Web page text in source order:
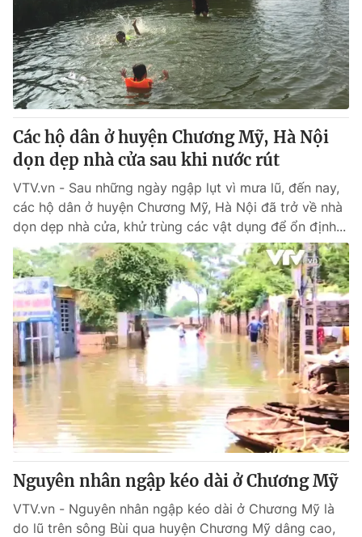
Các hộ dân ở huyện Chương Mỹ, Hà Nội
dọn dẹp nhà cửa sau khi nước rút
VTV.vn - Sau những ngày ngập lụt vì mưa lũ, đến nay,
các hộ dân ở huyện Chương Mỹ, Hà Nội đã trở về nhà
dọn dẹp nhà cửa, khử trùng các vật dụng để ổn định...
Nguyên nhân ngập kéo dài ở Chương Mỹ
VTV.vn - Nguyên nhân ngập kéo dài ở Chương Mỹ là
do lũ trên sông Bùi qua huyện Chương Mỹ dâng cao,